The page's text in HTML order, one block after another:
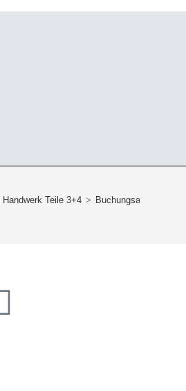
Teile 3+4 > Buchungsanfrage